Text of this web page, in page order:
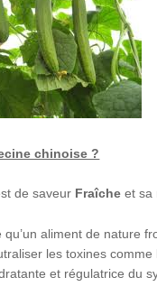
chinoise ?
de saveur Fraîche et sa
qu’un aliment de nature
les toxines
et régulatrice du